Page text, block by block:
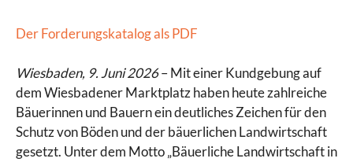
Der Forderungskatalog als PDF
Wiesbaden, 9. Juni 2026– Mit einer Kundgebung auf
dem Wiesbadener Marktplatz haben heute zahlreiche
Bäuerinnen und Bauern ein deutliches Zeichen für den
Schutz von Böden und der bäuerlichen Landwirtschaft
gesetzt. Unter dem Motto „Bäuerliche Landwirtschaft in